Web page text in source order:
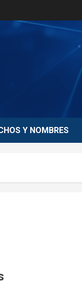
Y NOMBRES